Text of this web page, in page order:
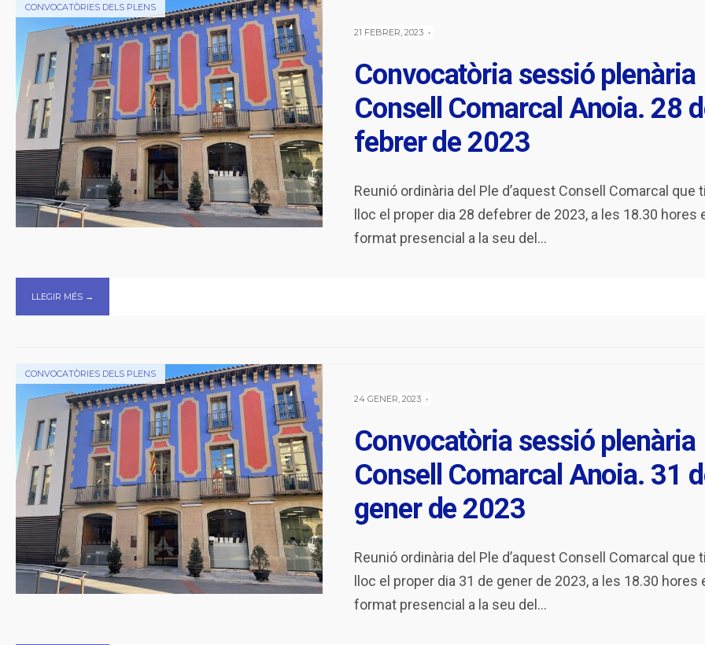
CONVOCATÒRIES DELS PLENS
21 FEBRER, 2023 •
Convocatòria sessió plenària
Consell Comarcal Anoia. 28
febrer de 2023
Reunió ordinària del Ple d’aquest Consell Comarcal que
lloc el proper dia 28 defebrer de 2023, a les 18.30 hores
format presencial a la seu del...
LLEGIR MÉS →
CONVOCATÒRIES DELS PLENS
24 GENER, 2023 •
Convocatòria sessió plenària
Consell Comarcal Anoia. 31
gener de 2023
Reunió ordinària del Ple d’aquest Consell Comarcal que
lloc el proper dia 31 de gener de 2023, a les 18.30 hores
format presencial a la seu del...